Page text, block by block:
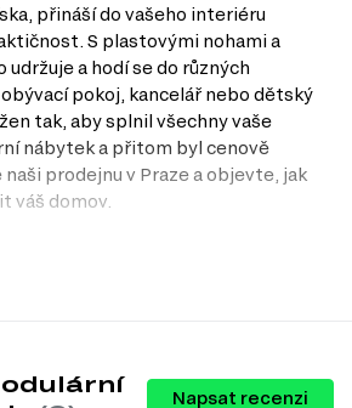
přináší do vašeho interiéru
S plastovými nohami a
udržuje a hodí se do různých
pokoj, kancelář nebo dětský
tak, aby splnil všechny vaše
nábytek a přitom byl cenově
prodejnu v Praze a objevte, jak
váš domov.
vlastnosti a výhody
Dřevotříska na přední straně dodává
a snadno se čistí.
Napsat recenzi